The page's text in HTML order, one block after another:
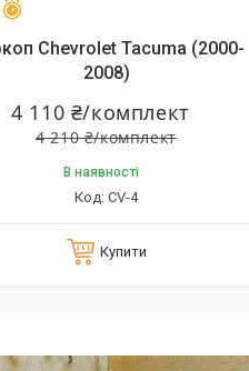
Chevrolet Tacuma (2000-
2008)
4 210 ₴/комплект
4 110 ₴/комплект
В наявності
CV-4
Купити